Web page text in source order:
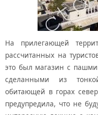
На прилегающей
рассчитанных на
это был магазин с
сделанными из
обитающей в горах
предупредила, что не